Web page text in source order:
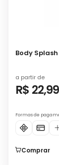
Body
a partir de
R$ 22,99
Formas de
Comprar